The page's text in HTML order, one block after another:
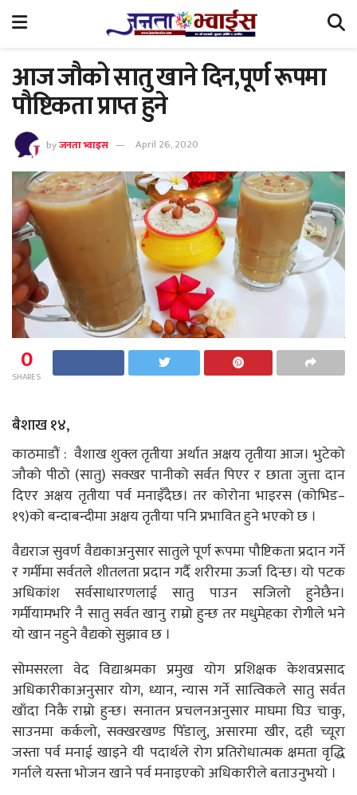
आज जौको सातु खाने दिन,पूर्ण रूपमा
पौष्टिकता प्राप्त हुने
byजनता भ्वाइस April 26, 2020
0
SHARES
बैशाख १४,
काठमाडौं : वैशाख शुक्ल तृतीया अर्थात अक्षय तृतीया आज। भुटेको
जौको पीठो (सातु) सक्खर पानीको सर्वत पिएर र छाता जुत्ता दान
दिएर अक्षय तृतीया पर्व मनाइँदैछ। तर कोरोना भाइरस (कोभिड–
१९)को बन्दाबन्दीमा अक्षय तृतीया पनि प्रभावित हुने भएको छ ।
वैद्यराज सुवर्ण वैद्यकाअनुसार सातुले पूर्ण रूपमा पौष्टिकता प्रदान गर्ने
र गर्मीमा सर्वतले शीतलता प्रदान गर्दै शरीरमा ऊर्जा दिन्छ। यो पटक
अधिकांश सर्वसाधारणलाई सातु पाउन सजिलो हुनेछैन।
गर्मीयामभरि नै सातु सर्वत खानु राम्रो हुन्छ तर मधुमेहका रोगीले भने
यो खान नहुने वैद्यको सुझाव छ ।
सोमसरला वेद विद्याश्रमका प्रमुख योग प्रशिक्षक केशवप्रसाद
अधिकारीकाअनुसार योग, ध्यान, न्यास गर्ने सात्विकले सातु सर्वत
खाँदा निकै राम्रो हुन्छ। सनातन प्रचलनअनुसार माघमा घिउ चाकु,
साउनमा कर्कलो, सक्खरखण्ड पिँडालु, असारमा खीर, दही च्यूरा
जस्ता पर्व मनाई खाइने यी पदार्थले रोग प्रतिरोधात्मक क्षमता वृद्धि
गर्नाले यस्ता भोजन खाने पर्व मनाइएको अधिकारीले बताउनुभयो ।